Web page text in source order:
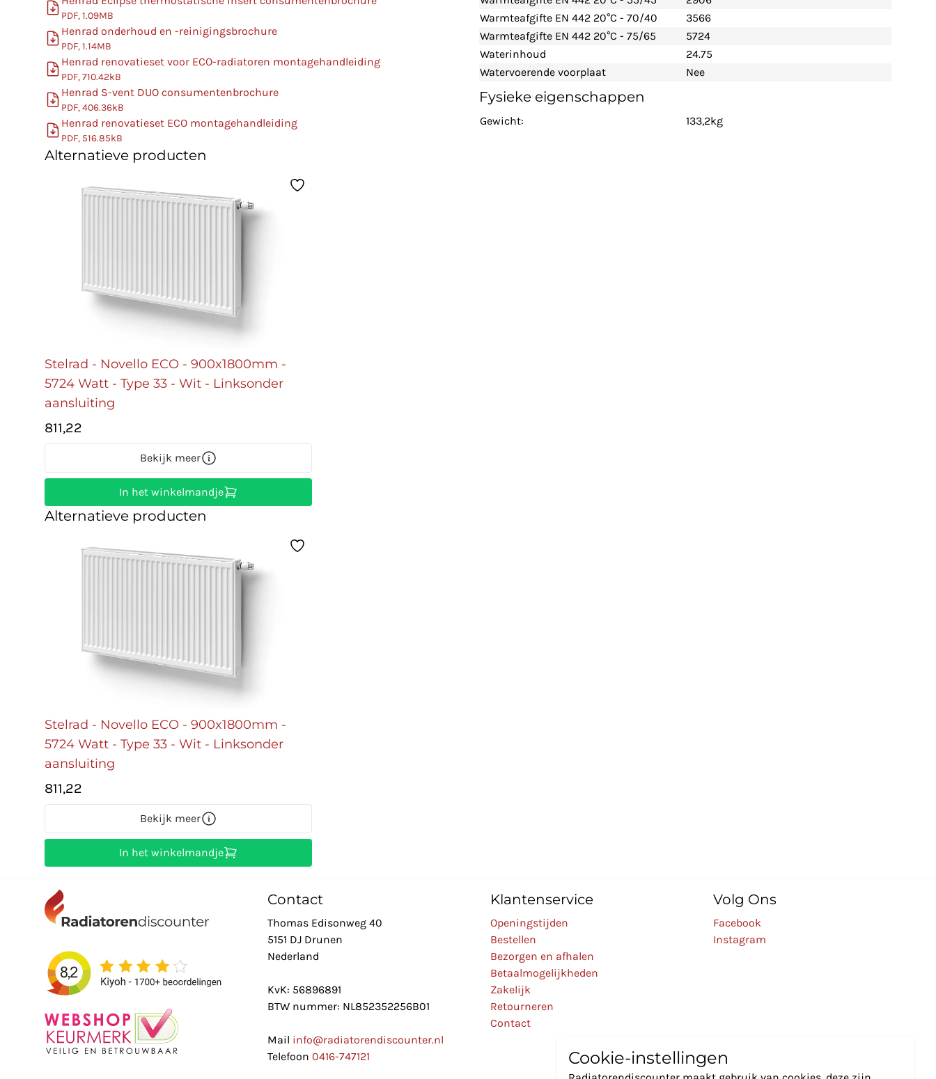
PDF, 1.09MB
Henrad onderhoud en -reinigingsbrochure
PDF, 1.14MB
Henrad renovatieset voor ECO-radiatoren montagehandleiding
PDF, 710.42kB
Henrad S-vent DUO consumentenbrochure
PDF, 406.36kB
Henrad renovatieset ECO montagehandleiding
PDF, 516.85kB
Warmteafgifte EN 442 20°C - 70/40
3566
Warmteafgifte EN 442 20°C - 75/65
5724
Waterinhoud
24.75
Watervoerende voorplaat
Nee
Fysieke eigenschappen
Gewicht: 133,2kg
Alternatieve producten
Stelrad - Novello ECO - 900x1800mm -
5724 Watt - Type 33 - Wit - Linksonder
aansluiting
811,22
Bekijk meer
In het winkelmandje
Alternatieve producten
Stelrad - Novello ECO - 900x1800mm -
5724 Watt - Type 33 - Wit - Linksonder
aansluiting
811,22
Bekijk meer
In het winkelmandje
Contact
Thomas Edisonweg 40
5151 DJ Drunen
Nederland
KvK: 56896891
BTW nummer: NL852352256B01
Mail info@radiatorendiscounter.nl
Telefoon 0416-747121
Klantenservice
Openingstijden
Bestellen
Bezorgen en afhalen
Betaalmogelijkheden
Zakelijk
Retourneren
Contact
Volg Ons
Facebook
Instagram
Cookie-instellingen